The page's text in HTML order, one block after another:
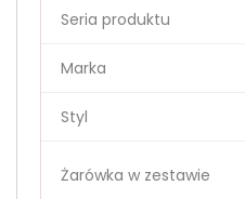
Seria produktu
Marka
Styl
Żarówka w zestawie